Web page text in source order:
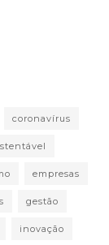
coronavírus
empresas
gestão
inovação